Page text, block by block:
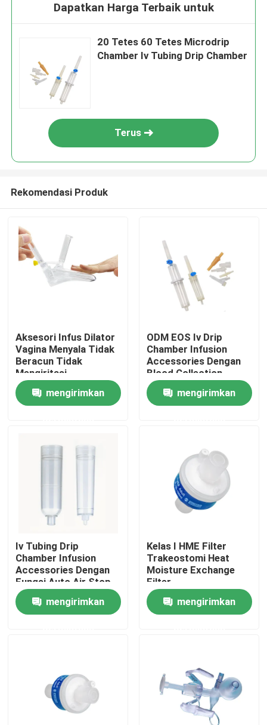
Rumah
Tentang kita
Kontrol kualitas
Hubungi kami
Quote request suatu
Sumbat Karet Medis
Dapatkan Harga Terbaik untuk
20 Tetes 60 Tetes Microdrip
Chamber Iv Tubing Drip Chamber
Terus
Rekomendasi Produk
Aksesori Infus Dilator
Vagina Menyala Tidak
Beracun Tidak
Mengiritasi
mengirimkan
ODM EOS Iv Drip
Chamber Infusion
Accessories Dengan
Blood Collection
Needles
mengirimkan
Iv Tubing Drip
Chamber Infusion
Accessories Dengan
Fungsi Auto Air Stop
mengirimkan
Kelas I HME Filter
Trakeostomi Heat
Moisture Exchange
Filter
mengirimkan